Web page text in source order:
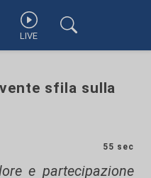
LIVE
sfila sulla
55 sec
e partecipazione